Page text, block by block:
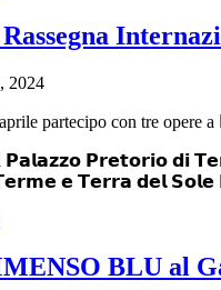
personale
TILIGUERTA
Museo
Arborense
Oristano
2024
aprile partecipo con tre
𝗣𝗮𝗹𝗮𝘇𝘇𝗼 𝗣𝗿𝗲𝘁𝗼𝗿𝗶𝗼 𝗱𝗶
𝗲 𝗧𝗲𝗿𝗿𝗮 𝗱𝗲𝗹 𝗦𝗼𝗹𝗲
2024
Rassegna
BLU al